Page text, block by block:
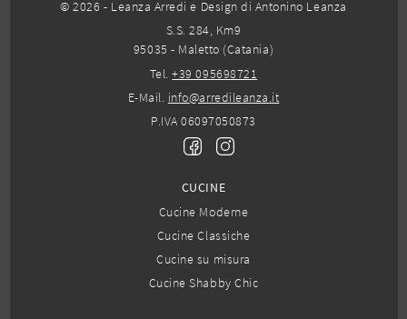
© 2026 - Leanza Arredi e Design di Antonino Leanza
S.S. 284, Km9
95035 - Maletto (Catania)
Tel.+39 095698721
E-Mail. info@arredileanza.it
P.IVA 06097050873
CUCINE
Cucine Moderne
Cucine Classiche
Cucine su misura
Cucine Shabby Chic